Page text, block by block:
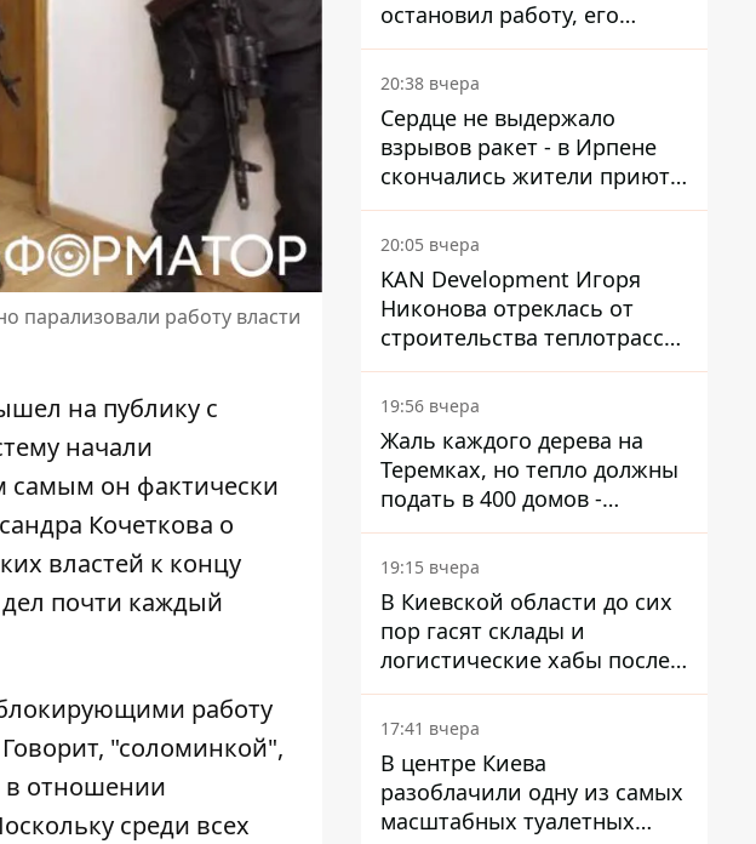
парализовали работу власти
на публику с
начали
самым он фактически
Кочеткова о
властей к концу
дел почти каждый
работу
"соломинкой",
в отношении
среди всех
остановил работу, его
руководители сбежали из
Украины - Bihus.info
20:38 вчера
Сердце не выдержало
взрывов ракет - в Ирпене
скончались жители приюта
для собак с инвалидностью
20:05 вчера
KAN Development Игоря
Никонова отреклась от
строительства теплотрассы
на Теремках
19:56 вчера
Жаль каждого дерева на
Теремках, но тепло должны
подать в 400 домов -
депутат Киевсовета
19:15 вчера
В Киевской области до сих
пор гасят склады и
логистические хабы после
прилетов ракет - ГСЧС
17:41 вчера
В центре Киева
разоблачили одну из самых
масштабных туалетных